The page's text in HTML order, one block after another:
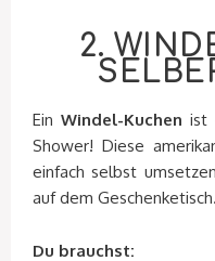
2.
Ein Windel-Kuchen ist
Shower! Diese
einfach selbst
auf dem Geschenketisch.
Du brauchst: